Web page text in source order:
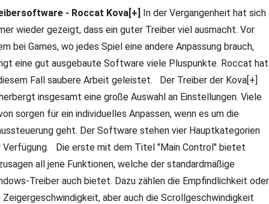
- Roccat Kova[+] In der Vergangenheit hat sich
wieder gezeigt, dass ein guter Treiber viel ausmacht. Vor
bei Games, wo jedes Spiel eine andere Anpassung brauch,
eine gut ausgebaute Software viele Pluspunkte. Roccat hat
Fall saubere Arbeit geleistet. Der Treiber der Kova[+]
insgesamt eine große Auswahl an Einstellungen. Viele
sorgen für ein individuelles Anpassen, wenn es um die
geht. Der Software stehen vier Hauptkategorien
Verfügung. Die erste mit dem Titel "Main Control" bietet
all jene Funktionen, welche der standardmäßige
Treiber auch bietet. Dazu zählen die Empfindlichkeit oder
Zeigergeschwindigkeit, aber auch die Scrollgeschwindigkeit